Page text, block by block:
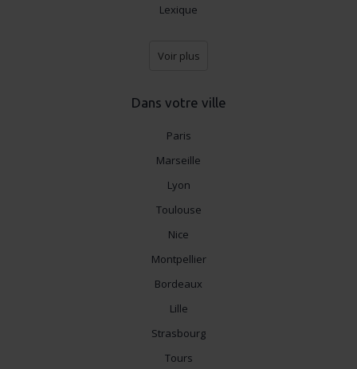
Lexique
Voir plus
Dans votre ville
Paris
Marseille
Lyon
Toulouse
Nice
Montpellier
Bordeaux
Lille
Strasbourg
Tours